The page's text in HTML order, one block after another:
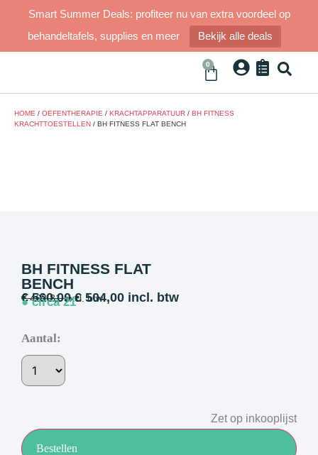
Smart Summer Deals: profiteer nu van extra voordeel op
behandeltafels, supplies en meer
Bekijk alle deals
0
HOME / OEFENTHERAPIE / KRACHTAPPARATUUR / BH FITNESS
KRACHTTOESTELLEN / BH FITNESS FLAT BENCH
BH FITNESS FLAT
BENCH
€560,00 €504,00 incl. btw
€462,81excl. btw
● circa 21
Aantal:
Bestellen
Zet op inkooplijst